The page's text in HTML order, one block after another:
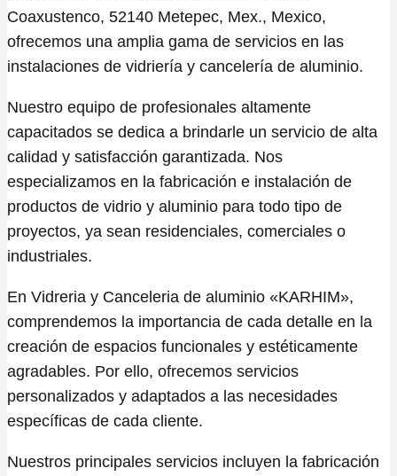
Coaxustenco, 52140 Metepec, Mex., Mexico,
ofrecemos una amplia gama de servicios en las
instalaciones de vidriería y cancelería de aluminio.
Nuestro equipo de profesionales altamente
capacitados se dedica a brindarle un servicio de alta
calidad y satisfacción garantizada. Nos
especializamos en la fabricación e instalación de
productos de vidrio y aluminio para todo tipo de
proyectos, ya sean residenciales, comerciales o
industriales.
En Vidreria y Canceleria de aluminio «KARHIM»,
comprendemos la importancia de cada detalle en la
creación de espacios funcionales y estéticamente
agradables. Por ello, ofrecemos servicios
personalizados y adaptados a las necesidades
específicas de cada cliente.
Nuestros principales servicios incluyen la fabricación